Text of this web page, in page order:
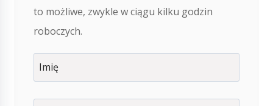
to możliwe, zwykle w ciągu kilku godzin
roboczych.